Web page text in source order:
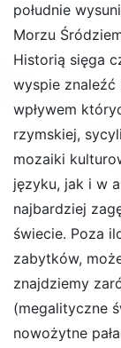
południe
Morzu
Historią sięga
wyspie znaleźć
wpływem
rzymskiej,
mozaiki
języku, jak i w
najbardziej
świecie. Poza
zabytków,
znajdziemy
(megalityczne
nowożytne